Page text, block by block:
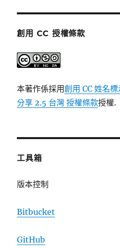
創用 CC 授權條款
本著作係採用創用 CC 姓名
分享 2.5 台灣 授權條款授權.
工具箱
版本控制
Bitbucket
GitHub